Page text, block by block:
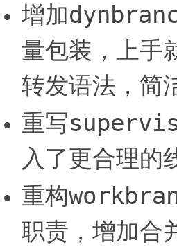
增加
量包装，上手
转发语法，简
重写
入了更合理的
重构
职责，增加合